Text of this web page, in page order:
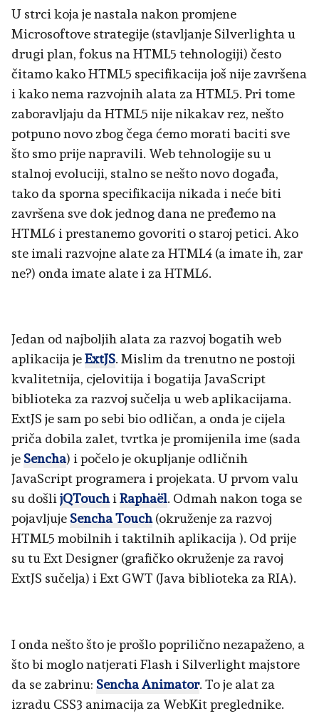
U strci koja je nastala nakon promjene
Microsoftove strategije (stavljanje Silverlighta u
drugi plan, fokus na HTML5 tehnologiji) često
čitamo kako HTML5 specifikacija još nije završena
i kako nema razvojnih alata za HTML5. Pri tome
zaboravljaju da HTML5 nije nikakav rez, nešto
potpuno novo zbog čega ćemo morati baciti sve
što smo prije napravili. Web tehnologije su u
stalnoj evoluciji, stalno se nešto novo događa,
tako da sporna specifikacija nikada i neće biti
završena sve dok jednog dana ne pređemo na
HTML6 i prestanemo govoriti o staroj petici. Ako
ste imali razvojne alate za HTML4 (a imate ih, zar
ne?) onda imate alate i za HTML6.
Jedan od najboljih alata za razvoj bogatih web
aplikacija jeExtJS. Mislim da trenutno ne postoji
kvalitetnija, cjelovitija i bogatija JavaScript
biblioteka za razvoj sučelja u web aplikacijama.
ExtJS je sam po sebi bio odličan, a onda je cijela
priča dobila zalet, tvrtka je promijenila ime (sada
je Sencha) i počelo je okupljanje odličnih
JavaScript programera i projekata. U prvom valu
su došlijQTouchiRaphaël. Odmah nakon toga se
pojavljuje Sencha Touch(okruženje za razvoj
HTML5 mobilnih i taktilnih aplikacija ). Od prije
su tu Ext Designer (grafičko okruženje za ravoj
ExtJS sučelja) i Ext GWT (Java biblioteka za RIA).
I onda nešto što je prošlo poprilično nezapaženo, a
što bi moglo natjerati Flash i Silverlight majstore
da se zabrinu: Sencha Animator. To je alat za
izradu CSS3 animacija za WebKit preglednike.